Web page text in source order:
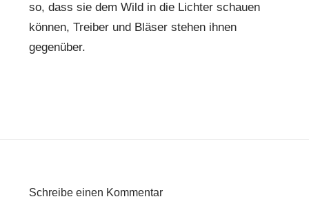
so, dass sie dem Wild in die Lichter schauen
können, Treiber und Bläser stehen ihnen
gegenüber.
Schreibe einen Kommentar